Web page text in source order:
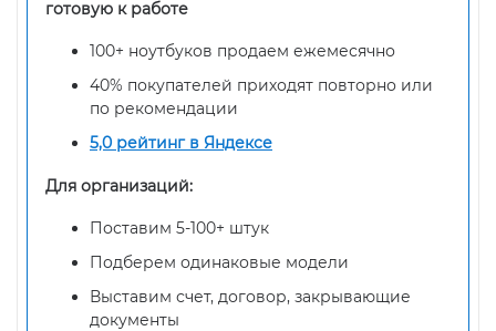
готовую к работе
100+ ноутбуков продаем ежемесячно
40% покупателей приходят повторно или
по рекомендации
5,0 рейтинг в Яндексе
Для организаций:
Поставим 5-100+ штук
Подберем одинаковые модели
Выставим счет, договор, закрывающие
документы